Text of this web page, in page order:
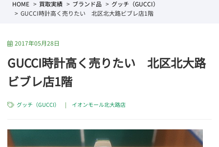
HOME 買取実績 ブランド品
グッチ（GUCCI）
GUCCI時計高く売りたい 北区北大路ビブレ店1階
2017年05月28日
GUCCI時計高く売りたい 北区北大路
ビブレ店1階
グッチ（GUCCI） | イオンモール北大路店